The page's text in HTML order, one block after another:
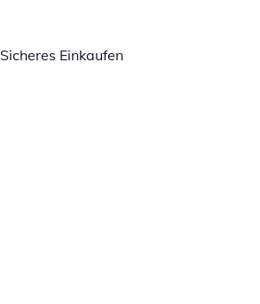
Sicheres Einkaufen